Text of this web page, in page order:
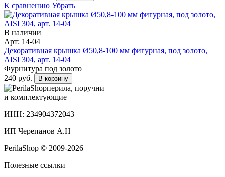
К сравнению Убрать
В наличии
Арт: 14-04
Декоративная крышка Ø50,8-100 мм фигурная, под золото,
AISI 304, арт. 14-04
Фурнитура под золото
240 руб.
В корзину
перила, поручни
и комплектующие
ИНН: 234904372043
ИП Черепанов А.Н
PerilaShop © 2009-2026
Полезные ссылки